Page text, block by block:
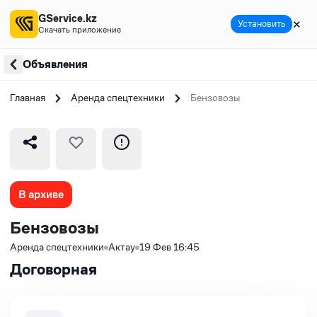
Объявления
Главная Аренда спецтехники Бензовозы
В архиве
Бензовозы
Аренда спецтехники Актау 19 Фев 16:45
Договорная
GService.kz
Скачать приложение Установить ✕